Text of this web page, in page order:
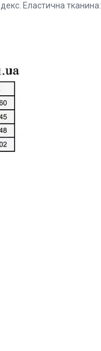
Еластична тканина: